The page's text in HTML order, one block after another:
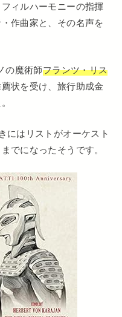
ィルハーモニーの指揮
作曲家と、その名声を
の魔術師フランツ・リス
状を受け、旅行助成金
にはリストがオーケスト
でになったそうです。